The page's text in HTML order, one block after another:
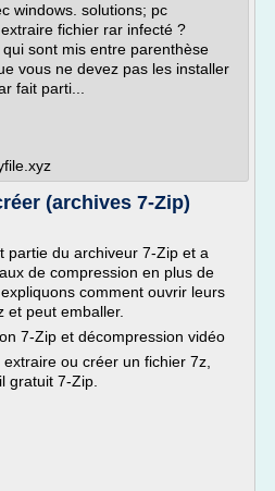
windows. solutions; pc
fichier rar infecté ?
sont mis entre parenthèse
vous ne devez pas les installer
fait parti...
(archives 7-Zip)
partie du archiveur 7-Zip et a
de compression en plus de
comment ouvrir leurs
et peut emballer.
7-Zip et décompression vidéo
ou créer un fichier 7z,
gratuit 7-Zip.